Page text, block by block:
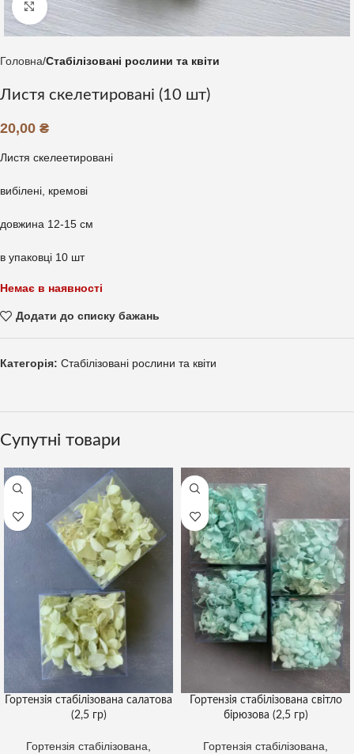
Клацніть, щоб збільшити
Головна Стабілізовані рослини та квіти
Листя скелетировані (10 шт)
20,00 ₴
Листя скелеетировані
вибілені, кремові
довжина 12-15 см
в упаковці 10 шт
Немає в наявності
Додати до списку бажань
Категорія: Стабілізовані рослини та квіти
Супутні товари
Гортензія стабілізована салатова
(2,5 гр)
Гортензія стабілізована
Гортензія стабілізована світло
бірюзова (2,5 гр)
Гортензія стабілізована